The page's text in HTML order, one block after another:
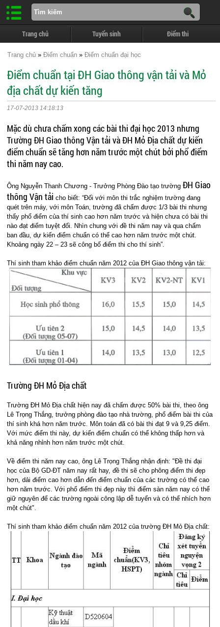
Trang chủ Tuyển sinh Điểm thi
Trang chủ » Điểm chuẩn » Điểm chuẩn đại học
Điểm chuẩn tại ĐH Giao thông vận tải và Mỏ
địa chất dự kiến tăng
17-07-2013 14:18:13
Mặc dù chưa chấm xong các bài thi đại học 2013 nhưng
Trường ĐH Giao thông Vận tải và ĐH Mỏ Địa chất dự kiến
điểm chuẩn sẽ tăng hơn năm trước một chút bởi phổ điểm
thi năm nay cao.
Ông Nguyễn Thanh Chương - Trưởng Phòng Đào tạo trườngĐH Giao
thông Vận tải cho biết: “Đối với môn thi trắc nghiệm trường đang
quét trên máy, với môn Toán, trường đã chấm được 1/3 bài thi nhưng
thấy phổ điểm của thí sinh cao hơn năm trước và hiện chưa có bài thi
nào đạt điểm tuyệt đối. Nhìn chung với đề thi năm nay và qua chấm
ban đầu, dự kiến điểm chuẩn có thể cao hơn năm trước một chút.
Khoảng ngày 22 – 23 sẽ công bố điểm thi cho thí sinh”.
Thí sinh tham khảo điểm chuẩn năm 2012 của ĐH Giao thông vận tải:
Trường ĐH Mỏ Địa chất
Trường ĐH Mỏ Địa chất hiện nay đã chấm được 50% bài thi, theo ông
Lê Trọng Thắng, trưởng phòng đào tạo nhà trường, phổ điểm bài thi của
thí sinh khá hơn năm trước. Môn toán đã có bài thi đạt 9 và 9,25 điểm.
Với mức điểm thi này, dự kiến điểm chuẩn có thể không thấp hơn và
khả năng nhỉnh hơn năm trước một chút.
Về điểm thi năm nay cao, ông Lê Trọng Thắng nhận định: "Đề thi đại
học của Bộ GD-ĐT năm nay rất hay, đề thi sẽ cho phông điểm thi đẹp
hơn, dải điểm cao hơn dẫn đến điểm chuẩn của các trường có thể cao
hơn năm trước. Với phổ điểm thi đẹp này thì điểm sàn năm nay có thể
giữ nguyên để các trường ngoài công lập dễ tuyển và có thể nhích hơn
một chút".
Thí sinh tham khảo điểm chuẩn năm 2012 của trường ĐH Mỏ Địa chất: